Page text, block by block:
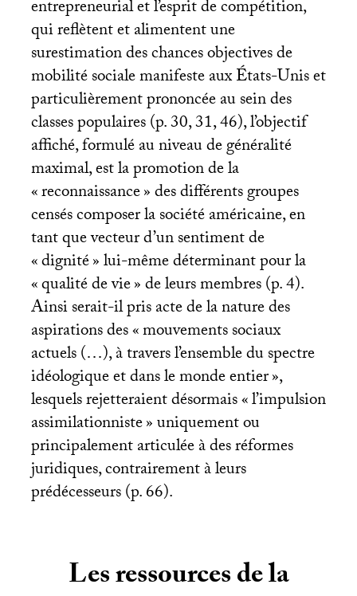
entrepreneurial et l’esprit de compétition,
qui reflètent et alimentent une
surestimation des chances objectives de
mobilité sociale manifeste aux États-Unis et
particulièrement prononcée au sein des
classes populaires (p. 30, 31, 46), l’objectif
affiché, formulé au niveau de généralité
maximal, est la promotion de la
«reconnaissance» des différents groupes
censés composer la société américaine, en
tant que vecteur d’un sentiment de
«dignité» lui-même déterminant pour la
«qualité de vie» de leurs membres (p. 4).
Ainsi serait-il pris acte de la nature des
aspirations des «mouvements sociaux
actuels (…), à travers l’ensemble du spectre
idéologique et dans le monde entier»,
lesquels rejetteraient désormais «l’impulsion
assimilationniste» uniquement ou
principalement articulée à des réformes
juridiques, contrairement à leurs
prédécesseurs (p. 66).
Les ressources de la